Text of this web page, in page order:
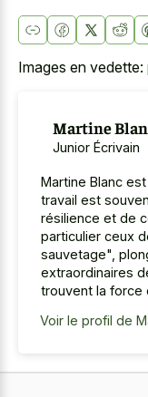
Images en vedette:
Martine
Junior Écrivain
Martine Blanc
travail est
résilience et de
particulier ceux
sauvetage",
extraordinaires
trouvent la force
Voir le profil de